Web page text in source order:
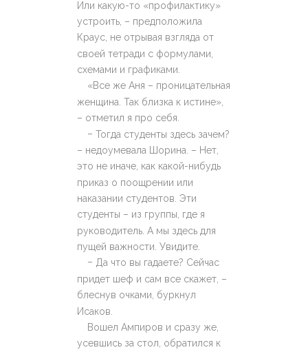
Или какую-то «профилактику»
устроить, – предположила
Краус, не отрывая взгляда от
своей тетради с формулами,
схемами и графиками.
«Все же Аня – проницательная
женщина. Так близка к истине»,
– отметил я про себя.
– Тогда студенты здесь зачем?
– недоумевала Шорина. – Нет,
это не иначе, как какой-нибудь
приказ о поощрении или
наказании студентов. Эти
студенты – из группы, где я
руководитель. А мы здесь для
пущей важности. Увидите.
– Да что вы гадаете? Сейчас
придет шеф и сам все скажет, –
блеснув очками, буркнул
Исаков.
Вошел Ампиров и сразу же,
усевшись за стол, обратился к